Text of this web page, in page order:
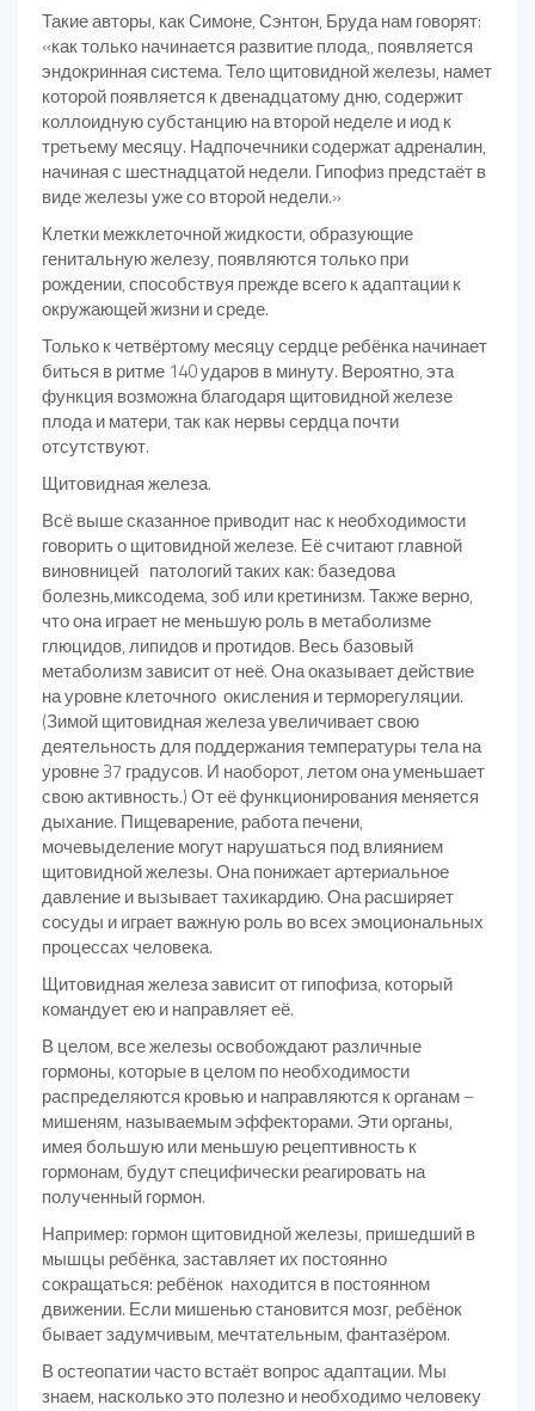
Такие авторы, как Симоне, Сэнтон, Бруда нам говорят:
«как только начинается развитие плода,, появляется
эндокринная система. Тело щитовидной железы, намет
которой появляется к двенадцатому дню, содержит
коллоидную субстанцию на второй неделе и иод к
третьему месяцу. Надпочечники содержат адреналин,
начиная с шестнадцатой недели. Гипофиз предстаёт в
виде железы уже со второй недели.»
Клетки межклеточной жидкости, образующие
генитальную железу, появляются только при
рождении, способствуя прежде всего к адаптации к
окружающей жизни и среде.
Только к четвёртому месяцу сердце ребёнка начинает
биться в ритме 140 ударов в минуту. Вероятно, эта
функция возможна благодаря щитовидной железе
плода и матери, так как нервы сердца почти
отсутствуют.
Щитовидная железа.
Всё выше сказанное приводит нас к необходимости
говорить о щитовидной железе. Её считают главной
виновницей патологий таких как: базедова
болезнь,миксодема, зоб или кретинизм. Также верно,
что она играет не меньшую роль в метаболизме
глюцидов, липидов и протидов. Весь базовый
метаболизм зависит от неё. Она оказывает действие
на уровне клеточного окисления и терморегуляции.
(Зимой щитовидная железа увеличивает свою
деятельность для поддержания температуры тела на
уровне 37 градусов. И наоборот, летом она уменьшает
свою активность.) От её функционирования меняется
дыхание. Пищеварение, работа печени,
мочевыделение могут нарушаться под влиянием
щитовидной железы. Она понижает артериальное
давление и вызывает тахикардию. Она расширяет
сосуды и играет важную роль во всех эмоциональных
процессах человека.
Щитовидная железа зависит от гипофиза, который
командует ею и направляет её.
В целом, все железы освобождают различные
гормоны, которые в целом по необходимости
распределяются кровью и направляются к органам –
мишеням, называемым эффекторами. Эти органы,
имея большую или меньшую рецептивность к
гормонам, будут специфически реагировать на
полученный гормон.
Например: гормон щитовидной железы, пришедший в
мышцы ребёнка, заставляет их постоянно
сокращаться: ребёнок находится в постоянном
движении. Если мишенью становится мозг, ребёнок
бывает задумчивым, мечтательным, фантазёром.
В остеопатии часто встаёт вопрос адаптации. Мы
знаем, насколько это полезно и необходимо человеку